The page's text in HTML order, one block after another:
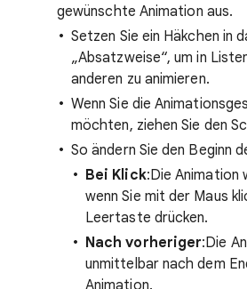
gewünschte Animation aus.
Setzen Sie ein Häkchen in
„Absatzweise“, um in
anderen zu animieren.
Wenn Sie die
möchten, ziehen Sie den
So ändern Sie den Beginn
Bei Klick:Die
wenn Sie mit der Maus
Leertaste drücken.
Nach vorheriger:Die
unmittelbar nach dem
Animation.